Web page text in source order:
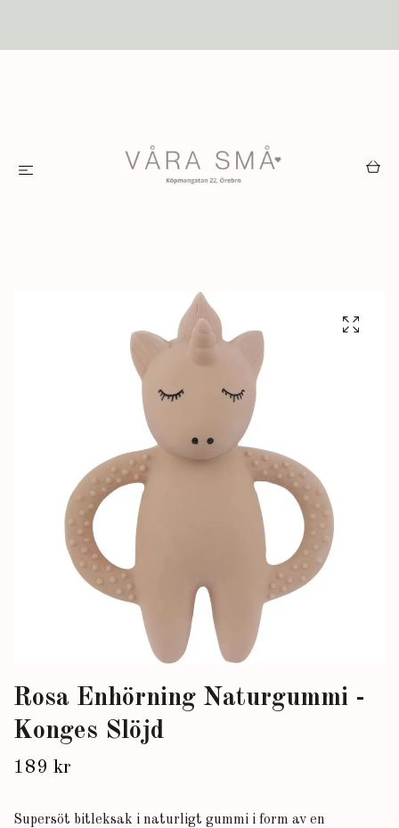
Rosa Enhörning Naturgummi -
Konges Slöjd
189 kr
Supersöt bitleksak i naturligt gummi i form av en